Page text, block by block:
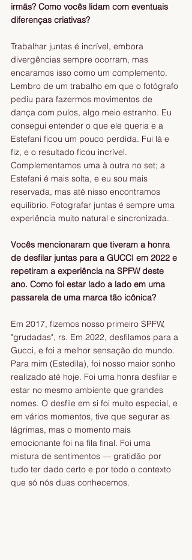
irmãs? Como vocês lidam com eventuais
diferenças criativas?
Trabalhar juntas é incrível, embora
divergências sempre ocorram, mas
encaramos isso como um complemento.
Lembro de um trabalho em que o fotógrafo
pediu para fazermos movimentos de
dança com pulos, algo meio estranho. Eu
consegui entender o que ele queria e a
Estefani ficou um pouco perdida. Fui lá e
fiz, e o resultado ficou incrível.
Complementamos uma à outra no set; a
Estefani é mais solta, e eu sou mais
reservada, mas até nisso encontramos
equilíbrio. Fotografar juntas é sempre uma
experiência muito natural e sincronizada.
Vocês mencionaram que tiveram a honra
de desfilar juntas para a GUCCI em 2022 e
repetiram a experiência na SPFW deste
ano. Como foi estar lado a lado em uma
passarela de uma marca tão icônica?
Em 2017, fizemos nosso primeiro SPFW,
"grudadas", rs. Em 2022, desfilamos para a
Gucci, e foi a melhor sensação do mundo.
Para mim (Estedila), foi nosso maior sonho
realizado até hoje. Foi uma honra desfilar e
estar no mesmo ambiente que grandes
nomes. O desfile em si foi muito especial, e
em vários momentos, tive que segurar as
lágrimas, mas o momento mais
emocionante foi na fila final. Foi uma
mistura de sentimentos — gratidão por
tudo ter dado certo e por todo o contexto
que só nós duas conhecemos.